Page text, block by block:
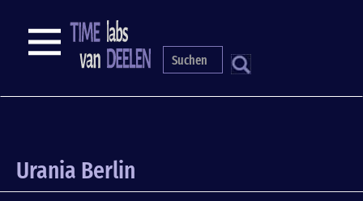
content
S
NAVIGATION
Urania Berlin